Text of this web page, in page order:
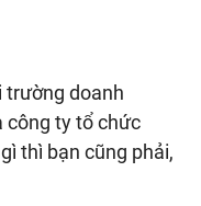
trường doanh
công ty tổ chức
thì bạn cũng phải,